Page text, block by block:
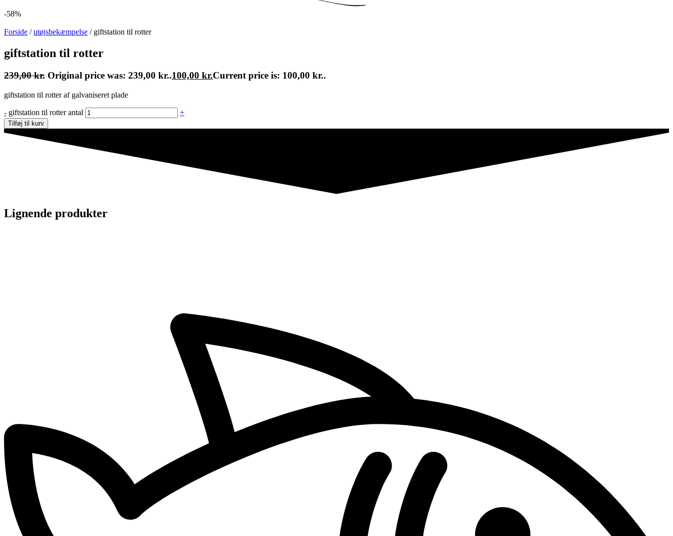
-58%
Forside /utøjsbekæmpelse / giftstation til rotter
giftstation til rotter
239,00kr. Original price was: 239,00 kr..100,00 kr.Current price is: 100,00 kr..
giftstation til rotter af galvaniseret plade
- giftstation til rotter antal +
Tilføj til kurv
Lignende produkter